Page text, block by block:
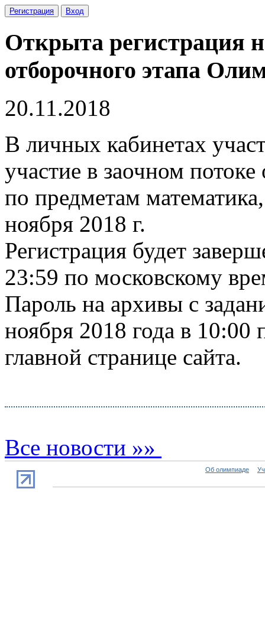
Регистрация Вход
Открыта регистрация
отборочного этапа
20.11.2018
В личных кабинетах
участие в заочном
по предметам
ноября 2018 г.
Регистрация будет
23:59 по московскому
Пароль на архивы с
ноября 2018 года в 10:00
главной странице сайта.
Все новости »»
Об олимпиаде